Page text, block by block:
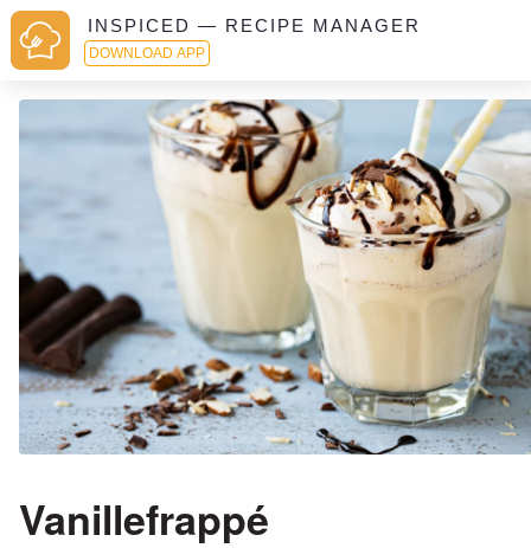
INSPICED — RECIPE MANAGER
DOWNLOAD APP
Vanillefrappé